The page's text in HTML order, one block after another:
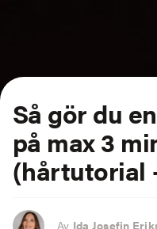
Så gör du
på max 3
(hårtutorial
Av Ida Josefin